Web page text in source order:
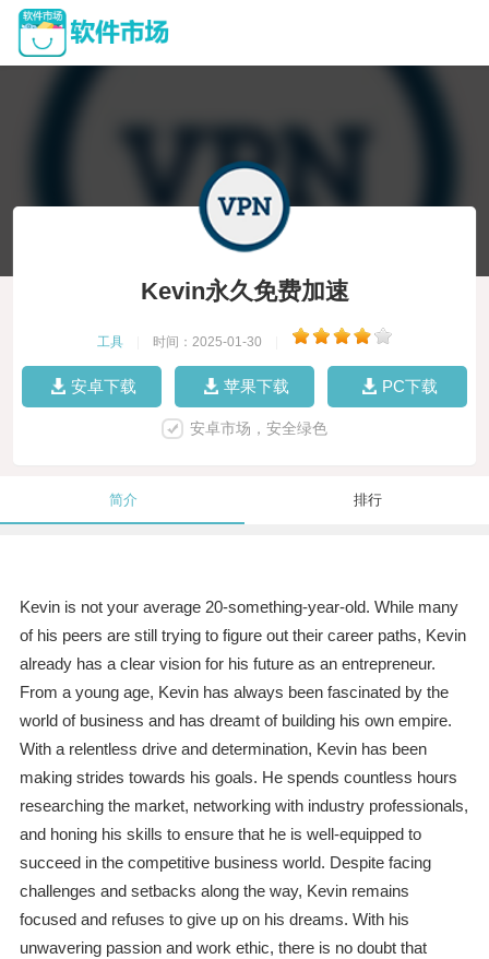
Kevin永久免费加速
工具 时间：2025-01-30
安卓下载 苹果下载 PC下载
安卓市场，安全绿色
简介 排行
Kevin is not your average 20-something-year-old. While many
of his peers are still trying to figure out their career paths, Kevin
already has a clear vision for his future as an entrepreneur.
From a young age, Kevin has always been fascinated by the
world of business and has dreamt of building his own empire.
With a relentless drive and determination, Kevin has been
making strides towards his goals. He spends countless hours
researching the market, networking with industry professionals,
and honing his skills to ensure that he is well-equipped to
succeed in the competitive business world. Despite facing
challenges and setbacks along the way, Kevin remains
focused and refuses to give up on his dreams. With his
unwavering passion and work ethic, there is no doubt that